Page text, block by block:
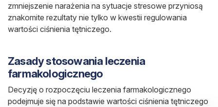
zmniejszenie narażenia na sytuacje stresowe przyniosą
znakomite rezultaty nie tylko w kwestii regulowania
wartości ciśnienia tętniczego.
Zasady stosowania leczenia
farmakologicznego
Decyzję o rozpoczęciu leczenia farmakologicznego
podejmuje się na podstawie wartości ciśnienia tętniczego